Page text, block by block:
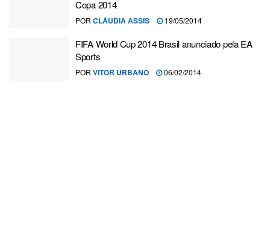
Copa 2014
POR CLÁUDIA ASSIS 19/05/2014
FIFA World Cup 2014 Brasil anunciado pela EA
Sports
POR VITOR URBANO 06/02/2014